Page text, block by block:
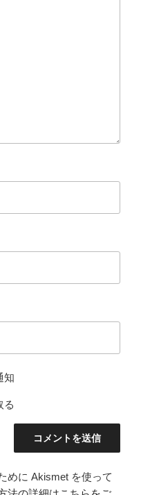
知
る
めに Akismet を使って